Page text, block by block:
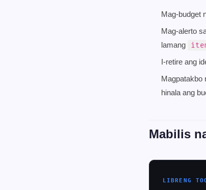
Mag-budget
Mag-alerto
lamang
I-retire ang
Magpatakbo
hinala ang
Mabilis
LIBRENG